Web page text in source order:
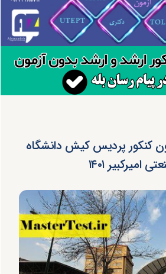
کنکور پردیس کیش دانشگاه
امیرکبیر ۱۴۰۱